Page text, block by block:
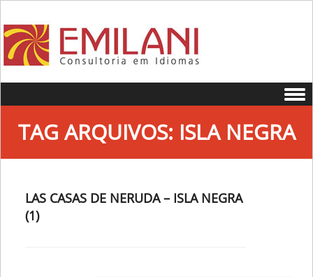
TAG ARQUIVOS: ISLA NEGRA
LAS CASAS DE NERUDA – ISLA NEGRA
(1)